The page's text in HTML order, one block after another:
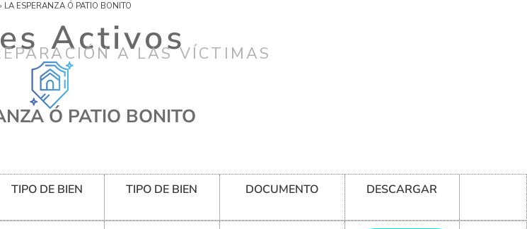
LA ESPERANZA Ó PATIO BONITO
ActivosA LAS VÍCTIMAS
Ó PATIO BONITO
TIPO DE BIEN TIPO DE BIEN DOCUMENTO DESCARGAR